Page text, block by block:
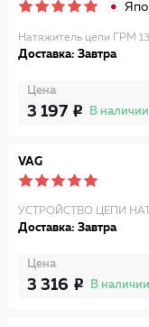
Натяжитель цепи ГРМ
Доставка: Завтра
Цена
3 197 В наличии
VAG
УСТРОЙСТВО ЦЕПИ
Доставка: Завтра
Цена
3 316 В наличии